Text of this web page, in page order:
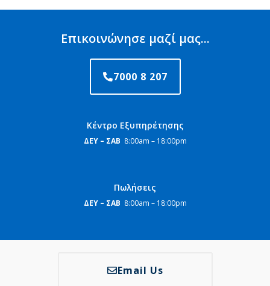
Επικοινώνησε μαζί μας...
7000 8 207
Κέντρο Εξυπηρέτησης
ΔΕΥ – ΣΑΒ 8:00am – 18:00pm
Πωλήσεις
ΔΕΥ – ΣΑΒ 8:00am – 18:00pm
Email Us